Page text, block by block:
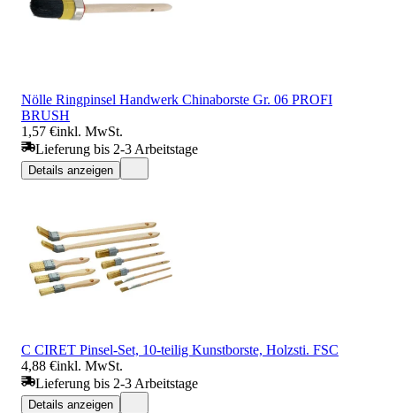
Nölle Ringpinsel Handwerk Chinaborste Gr. 06 PROFI
BRUSH
1,57 €inkl. MwSt.
Lieferung bis 2-3 Arbeitstage
Details anzeigen
C CIRET Pinsel-Set, 10-teilig Kunstborste, Holzsti. FSC
4,88 €inkl. MwSt.
Lieferung bis 2-3 Arbeitstage
Details anzeigen